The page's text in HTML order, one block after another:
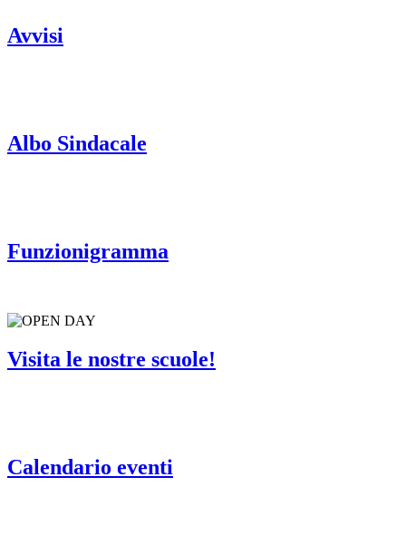
Avvisi
Albo Sindacale
Funzionigramma
Visita le nostre scuole!
Calendario eventi